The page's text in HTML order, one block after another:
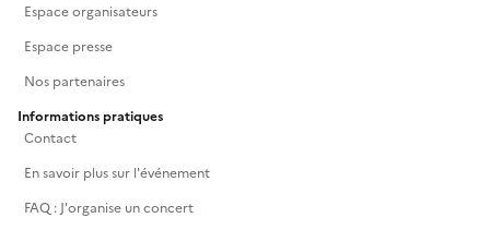
Espace organisateurs
Espace presse
Nos partenaires
Informations pratiques
Contact
En savoir plus sur l'événement
FAQ : J'organise un concert